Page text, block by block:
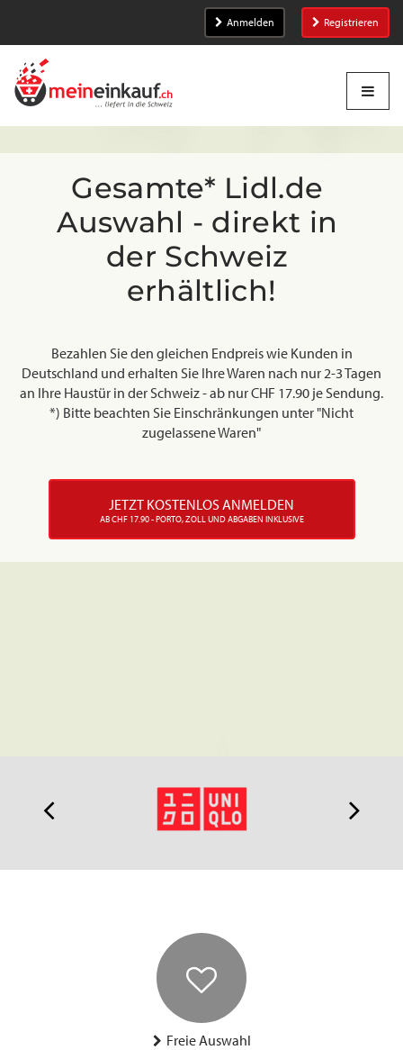
Anmelden Registrieren
Gesamte* Lidl.de
Auswahl - direkt in
der Schweiz
erhältlich!
Bezahlen Sie den gleichen Endpreis wie Kunden in
Deutschland und erhalten Sie Ihre Waren nach nur 2-3 Tagen
an Ihre Haustür in der Schweiz - ab nur CHF 17.90 je Sendung.
*) Bitte beachten Sie Einschränkungen unter "Nicht
zugelassene Waren"
JETZT KOSTENLOS ANMELDEN
AB CHF 17.90 - PORTO, ZOLL UND ABGABEN INKLUSIVE
Freie Auswahl